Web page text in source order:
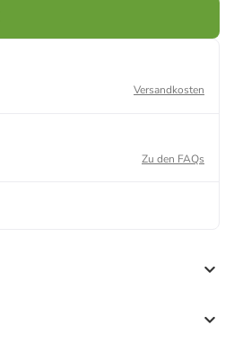
Versandkosten
Zu den FAQs